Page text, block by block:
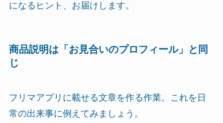
になるヒント、お届けします。
商品説明は「お見合いのプロフィール」と同
じ
フリマアプリに載せる文章を作る作業。これを日
常の出来事に例えてみましょう。